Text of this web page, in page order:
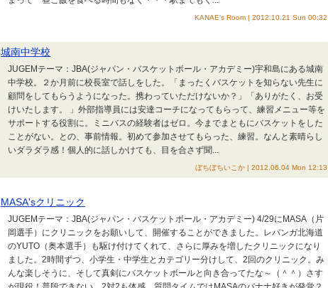
KANAE's Room | 2012.10.21 Sun 00:32
城南中学校
JUGEMテーマ：JBA(ジャパン・バスケットボール・アカデミー)宇和島にある城南
中学校。２か月前に校長室で話しをした。「まったくバスケットを知らない先生に
顧問をしてもらうようになった。携わっていただけないか？」「ありがたく、お受
けいたします。 」外部指導員には安達コーチになってもらって、練習メニュー等を
サポートする役割に。ミニバスの経験者はゼロ。今までまともにバスケットをした
ことがない。との、事前情報。初めて参加させてもらった、練習。なんと素晴らし
いダラダラ感！個人的に話しかけても、目を合さず聞...
ぼちぼちいこか | 2012.06.04 Mon 12:13
MASA'sクリニック
JUGEMテーマ：JBA(ジャパン・バスケットボール・アカデミー) 4/29にMASA（片
岡選手）にクリニックをお願いして、開催することができました。レバンガ北海道
のYUTO（奥本選手）も駆け付けてくれて、さらに厚みを増したクリニックになり
ました。2時間ずつ、小学生・中学生とカテゴリー分けして、2回のクリニック。み
んな楽しそうに、そして真剣にバスケットボールと向き合ってたな～（＾＾）さす